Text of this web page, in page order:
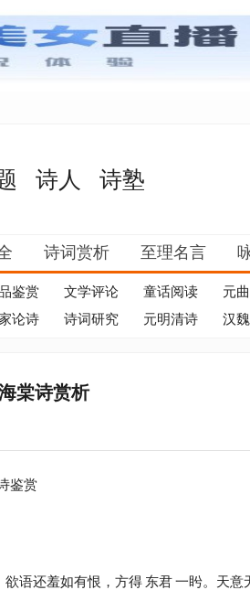
诗人 诗塾
诗词赏析 至理名言
鉴赏 文学评论 童话阅读 元
论诗 诗词研究 元明清诗 汉
棠诗赏析
鉴赏
语还羞如有恨，方得 东君一盻。天意